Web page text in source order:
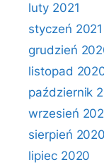
luty 2021
styczeń 2021
grudzień
listopad
październik
wrzesień
sierpień 2020
lipiec 2020